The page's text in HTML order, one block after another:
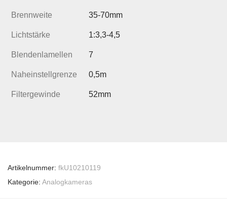
Brennweite 35-70mm
Lichtstärke 1:3,3-4,5
Blendenlamellen 7
Naheinstellgrenze 0,5m
Filtergewinde 52mm
Artikelnummer: fkU10210119
Kategorie: Analogkameras